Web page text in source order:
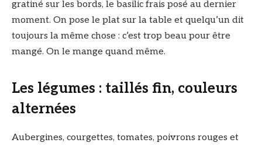
gratiné sur les bords, le basilic frais posé au dernier
moment. On pose le plat sur la table et quelqu’un dit
toujours la même chose : c’est trop beau pour être
mangé. On le mange quand même.
Les légumes : taillés fin, couleurs
alternées
Aubergines, courgettes, tomates, poivrons rouges et